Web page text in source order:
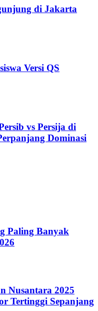
vs
2026, Langkah
dan TeknologiOlahraga
di Jawa